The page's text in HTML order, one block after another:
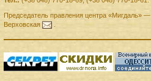
Председатель правленияцентра «Мигдаль»—
Верховская